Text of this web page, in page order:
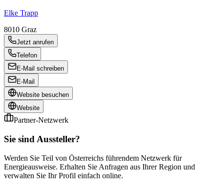
Elke Trapp
8010 Graz
Jetzt anrufen
Telefon
E-Mail schreiben
E-Mail
Website besuchen
Website
Partner-Netzwerk
Sie sind Aussteller?
Werden Sie Teil von Österreichs führendem Netzwerk für
Energieausweise. Erhalten Sie Anfragen aus Ihrer Region und
verwalten Sie Ihr Profil einfach online.